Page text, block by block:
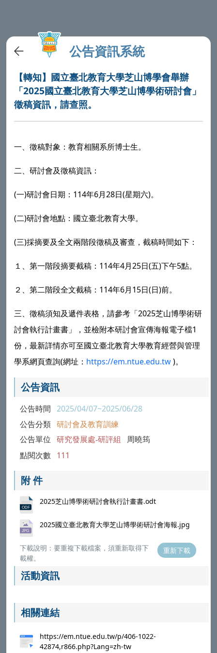
公告資訊系統
【轉知】國立臺北教育大學芝山博學會舉辦
「2025國立臺北教育大學芝山博學術研討會」
徵稿資訊，請查照。
一、徵稿對象：教育相關系所博士生。
二、研討會及徵稿資訊：
(一)研討會日期： 114年6月 28日(星期六)。
(二)研討會地點：國立臺北教育大學。
(三)採摘要及全文兩階段徵稿及審查，截稿時間如下：
１、第一階段摘要截稿： 114年4月 25日(五)下午5點。
２、第二階段全文截稿： 114年6月 15日( 日)前。
三、徵稿須知及遞件表格，請參考「 2025芝山博學術研
討會執行計畫書」，並檢附本研討會宣傳海報電子檔1
份，最新詳情亦可至國立臺北教育大學教育經營與管理
學系網頁查詢(網址： https://em.ntue.edu.tw)。
公告資訊
公告時間 2025/04/07~2025/06/28
公告分類 研討會及教育訓練
公告單位 研究發展處-研評組 周曉筠
點閱次數 111
附 件
2025芝山博學術研討會執行計畫書.odt
2025國立臺北教育大學芝山博學術研討會海報.jpg
下載說明：要重複下載檔案，須重新取得下
載權。
重新下載
活動資訊
相關連結
https://em.ntue.edu.tw/p/406-1022-
42874,r866.php?Lang=zh-tw